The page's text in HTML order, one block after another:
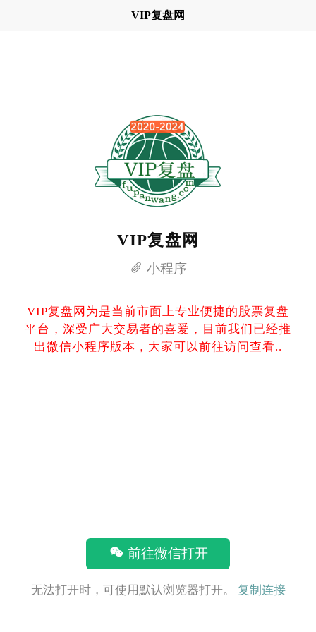
VIP复盘网
VIP复盘网
小程序
VIP复盘网为是当前市面上专业便捷的股票复盘
平台，深受广大交易者的喜爱，目前我们已经推
出微信小程序版本，大家可以前往访问查看..
前往微信打开
无法打开时，可使用默认浏览器打开。 复制连接